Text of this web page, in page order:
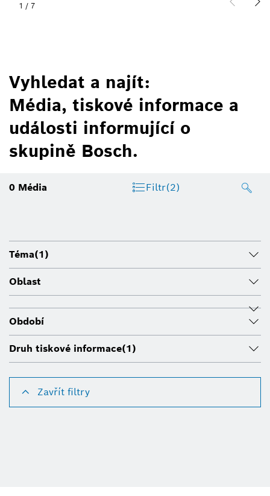
1 / 7
Vyhledat a najít:
Média, tiskové informace a
události informující o
skupině Bosch.
0 Média Filtr(2)
Téma(1)
Oblast
Období
Druh tiskové informace(1)
Zavřít filtry